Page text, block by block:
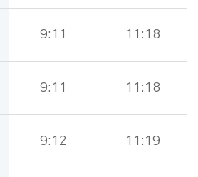
9:11 11:18
9:11 11:18
9:12 11:19